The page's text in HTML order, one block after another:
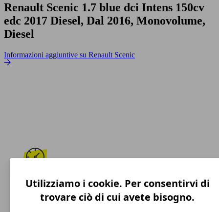
Renault Scenic 1.7 blue dci Intens 150cv
edc 2017 Diesel, Dal 2016, Monovolume,
Diesel
Informazioni aggiuntive su Renault Scenic
208 km/h
Velocità massima
Utilizziamo i cookie. Per consentirvi di
trovare ciò di cui avete bisogno.